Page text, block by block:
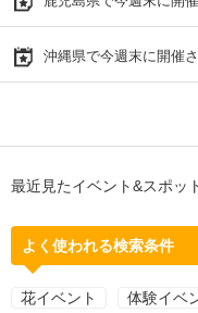
沖縄県で今週末に開催
最近見たイベント&スポッ
よく使われる検索条件
花イベント 体験イベ